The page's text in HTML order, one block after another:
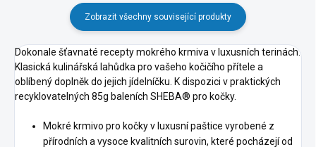
Zobrazit všechny související produkty
Dokonale šťavnaté recepty mokrého krmiva v luxusních terinách.
Klasická kulinářská lahůdka pro vašeho kočičího přítele a
oblíbený doplněk do jejich jídelníčku. K dispozici v praktických
recyklovatelných 85g baleních SHEBA® pro kočky.
Mokré krmivo pro kočky v luxusní paštice vyrobené z
přírodních a vysoce kvalitních surovin, které pocházejí od